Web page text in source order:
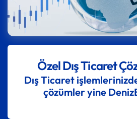
Özel Dış Ticaret
Dış Ticaret
çözümler yine